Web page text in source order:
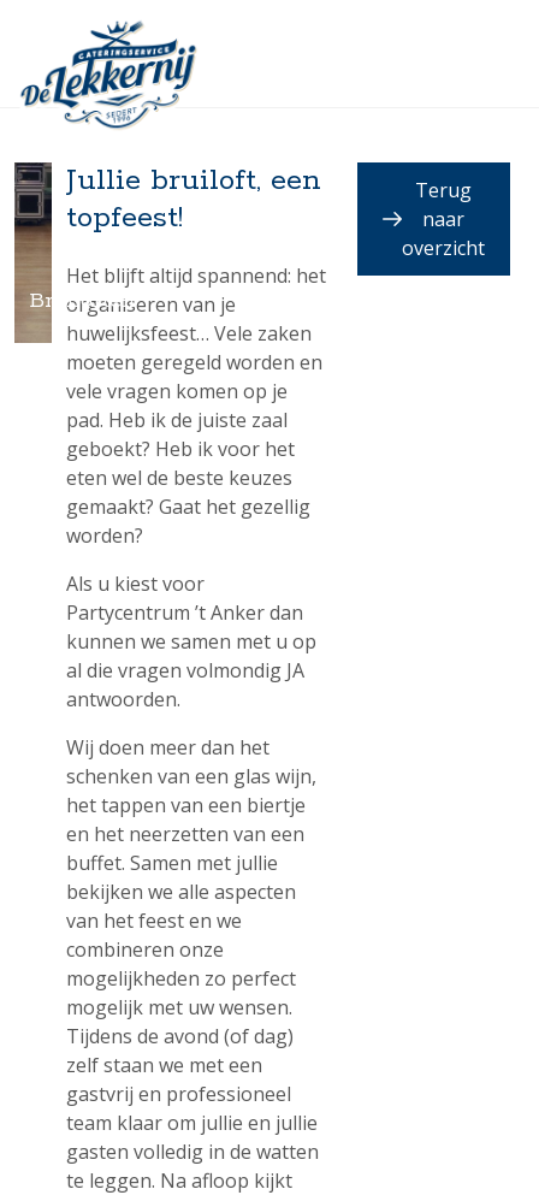
Bruiloften
Jullie bruiloft, een
topfeest!
Het blijft altijd spannend: het
organiseren van je
huwelijksfeest… Vele zaken
moeten geregeld worden en
vele vragen komen op je
pad. Heb ik de juiste zaal
geboekt? Heb ik voor het
eten wel de beste keuzes
gemaakt? Gaat het gezellig
worden?
Als u kiest voor
Partycentrum ’t Anker dan
kunnen we samen met u op
al die vragen volmondig JA
antwoorden.
Wij doen meer dan het
schenken van een glas wijn,
het tappen van een biertje
en het neerzetten van een
buffet. Samen met jullie
bekijken we alle aspecten
van het feest en we
combineren onze
mogelijkheden zo perfect
mogelijk met uw wensen.
Tijdens de avond (of dag)
zelf staan we met een
gastvrij en professioneel
team klaar om jullie en jullie
gasten volledig in de watten
te leggen. Na afloop kijkt
Terug
naar
overzicht